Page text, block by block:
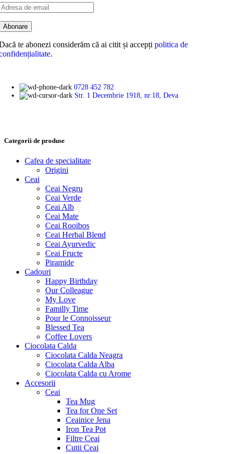
te abonezi considerăm că ai citit și accepți politica de
.
0728 452 782
Str. 1 Decembrie 1918, nr.18, Deva
Categorii de produse
Cafea de specialitate
Origini
Ceai
Ceai Negru
Ceai Verde
Ceai Alb
Ceai Mate
Ceai Rooibos
Ceai Herbal Blend
Ceai Ayurvedic
Ceai Fructe
Piramide
Cadouri
Happy Birthday
Our Colleague
My Love
Familly Time
Pour le Connoisseur
Blessed Tea
Coffee Lovers
Ciocolata Calda
Ciocolata Calda Neagra
Ciocolata Calda Alba
Ciocolata Calda cu Arome
Accesorii
Ceai
Tea Mug
Tea for One Set
Ceainice Jena
Iron Tea Pot
Filtre Ceai
Cutii Ceai